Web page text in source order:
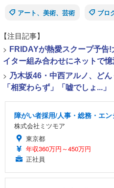
アート、美術、芸術
ブロ
【注目記事】
> FRIDAYが熱愛スクープ予告
イター組み合わせにネットで
> 乃木坂46・中西アルノ、ど
「相変わらず」「嘘でしょ...」
障がい者採用/人事・総務・エ
株式会社ミツモア
東京都
年収360万円～450万円
正社員